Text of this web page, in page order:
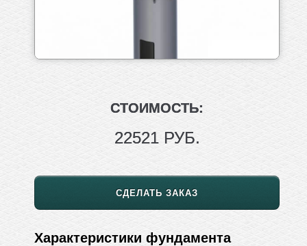
СТОИМОСТЬ:
22521 РУБ.
СДЕЛАТЬ ЗАКАЗ
Характеристики фундамента